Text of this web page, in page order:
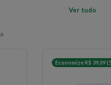
Ver tudo
Economize R$ 39,09